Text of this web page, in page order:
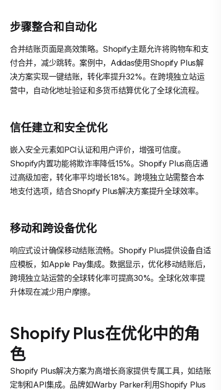
步骤整合和自动化
合并结账页面是高效策略。Shopify主题允许将购物车和支
付合并，减少跳转。案例中，Adidas使用Shopify Plus解
决方案实现一键结账，转化率提升32%。在跨境独立站运
营中，自动化地址验证和多货币结算优化了全球化流程。
信任建立和安全优化
嵌入安全元素如PCI认证和用户评价，增强可信度。
Shopify内置功能将欺诈率降低15%。Shopify Plus商店通
过高级加密，转化率平均增长18%。跨境独立站需整合本
地支付选项，结合Shopify Plus解决方案提升全球效率。
移动和跨设备优化
响应式设计确保移动结账流畅。Shopify Plus提供设备自适
应模板，如Apple Pay集成。数据显示，优化移动结账后，
跨境独立站运营的全球转化率可提高30%。全球化效率提
升体现在减少用户摩擦。
Shopify Plus在优化中的角
色
Shopify Plus解决方案为高增长商家提供专属工具，如结账
定制和API集成。品牌如Warby Parker利用Shopify Plus